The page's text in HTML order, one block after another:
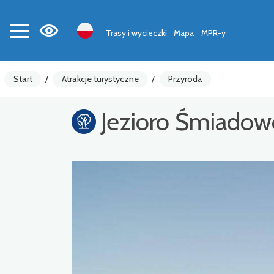
Trasy i wycieczki Mapa MPR-y
Start / Atrakcje turystyczne / Przyroda
Jezioro